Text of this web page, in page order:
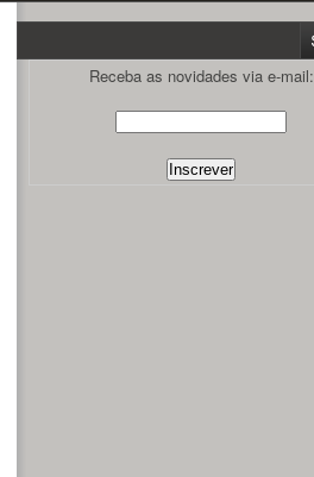
Receba as novidades via e-mail: